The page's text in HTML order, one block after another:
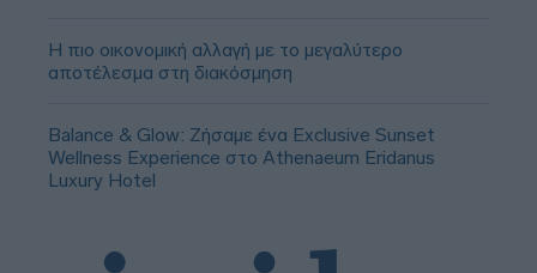
Η πιο οικονομική αλλαγή με το μεγαλύτερο
αποτέλεσμα στη διακόσμηση
Balance & Glow: Ζήσαμε ένα Exclusive Sunset
Wellness Experience στο Athenaeum Eridanus
Luxury Hotel